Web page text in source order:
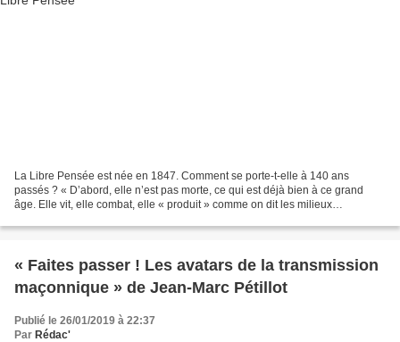
La Libre Pensée est née en 1847. Comment se porte-t-elle à 140 ans
passés ? « D’abord, elle n’est pas morte, ce qui est déjà bien à ce grand
âge. Elle vit, elle combat, elle « produit » comme on dit les milieux
« Faites passer ! Les avatars de la transmission
maçonnique » de Jean-Marc Pétillot
Publié le 26/01/2019 à 22:37
Par Rédac'